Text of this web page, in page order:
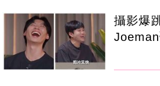
攝影爆